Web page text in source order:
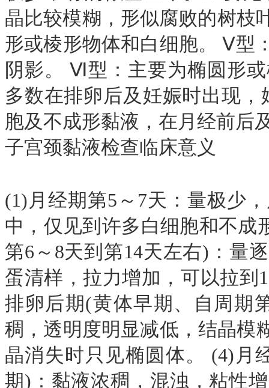
晶比较模糊，形似腐败的树枝
形或棱形物体和白细胞。 Ⅴ型
阴影。 Ⅵ型：主要为椭圆形
多数在排卵后及妊娠时出现
胞及不成形黏液，在月经前后
子宫颈黏液检查临床意义
(1)月经期第5～7天：量极少
中，仅见到许多白细胞和不成
第6～8天到第14天左右)：量
蛋清样，拉力增加，可以拉到
排卵后期(黄体早期、自周期
稠，透明度明显减低，结晶
晶消失时只见椭圆体。 (4)月
期)：黏液浓稠，混浊，粘性